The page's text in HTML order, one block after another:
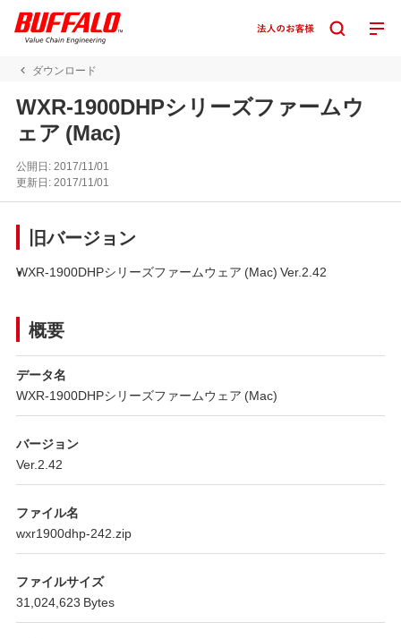
ダウンロード
WXR-1900DHPシリーズファームウ
ェア (Mac)
公開日:2017/11/01
更新日:2017/11/01
旧バージョン
WXR-1900DHPシリーズファームウェア (Mac) Ver.2.42
概要
データ名
WXR-1900DHPシリーズファームウェア (Mac)
バージョン
Ver.2.42
ファイル名
wxr1900dhp-242.zip
ファイルサイズ
31,024,623 Bytes